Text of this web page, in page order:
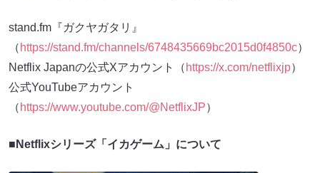
stand.fm『ガクヤガタリ』
（ https://stand.fm/channels/6748435669bc2015d0f4850c）
Netflix Japanの公式Xアカウント（ https://x.com/netflixjp）
公式YouTubeアカウント
（ https://www.youtube.com/@NetflixJP）
■Netflixシリーズ「イカゲーム」について